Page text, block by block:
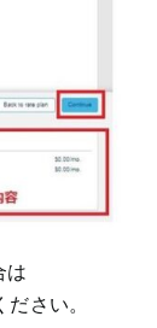
は
さい。